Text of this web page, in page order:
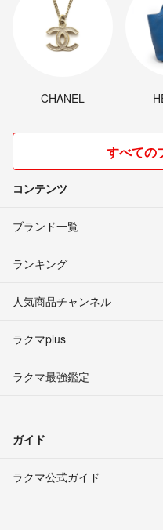
CHANEL
すべての
コンテンツ
ブランド一覧
ランキング
人気商品チャンネル
ラクマplus
ラクマ最強鑑定
ガイド
ラクマ公式ガイド